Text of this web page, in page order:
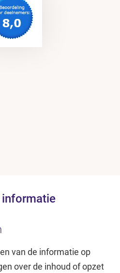
informatie
van de informatie op
over de inhoud of opzet